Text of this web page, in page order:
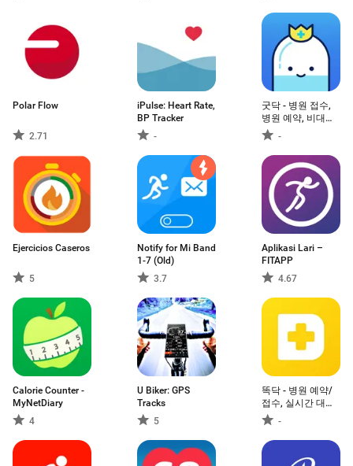
Polar Flow
2.71
iPulse: Heart Rate,
BP Tracker
-
굿닥 - 병원 접수,
병원 예약, 비대면
진료 필수 앱
-
Ejercicios Caseros
5
Notify for Mi Band
1-7 (Old)
3.7
Aplikasi Lari –
FITAPP
4.67
Calorie Counter -
MyNetDiary
4
U Biker: GPS
Tracks
5
똑닥 - 병원 예약/
접수, 실시간 대기
순서 -